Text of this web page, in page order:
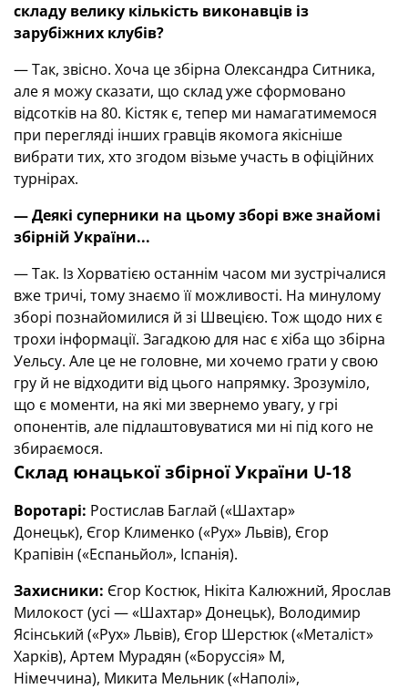
складу велику кількість виконавців із
зарубіжних клубів?
— Так, звісно. Хоча це збірна Олександра Ситника,
але я можу сказати, що склад уже сформовано
відсотків на 80. Кістяк є, тепер ми намагатимемося
при перегляді інших гравців якомога якісніше
вибрати тих, хто згодом візьме участь в офіційних
турнірах.
— Деякі суперники на цьому зборі вже знайомі
збірній України...
— Так. Із Хорватією останнім часом ми зустрічалися
вже тричі, тому знаємо її можливості. На минулому
зборі познайомилися й зі Швецією. Тож щодо них є
трохи інформації. Загадкою для нас є хіба що збірна
Уельсу. Але це не головне, ми хочемо грати у свою
гру й не відходити від цього напрямку. Зрозуміло,
що є моменти, на які ми звернемо увагу, у грі
опонентів, але підлаштовуватися ми ні під кого не
збираємося.
Склад юнацької збірної України U-18
Воротарі: Ростислав Баглай («Шахтар»
Донецьк), Єгор Клименко («Рух» Львів), Єгор
Крапівін («Еспаньйол», Іспанія).
Захисники: Єгор Костюк, Нікіта Калюжний, Ярослав
Милокост (усі — «Шахтар» Донецьк), Володимир
Ясінський («Рух» Львів), Єгор Шерстюк («Металіст»
Харків), Артем Мурадян («Боруссія» М,
Німеччина), Микита Мельник («Наполі»,